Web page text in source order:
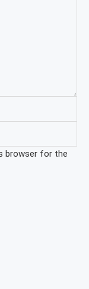
browser for the